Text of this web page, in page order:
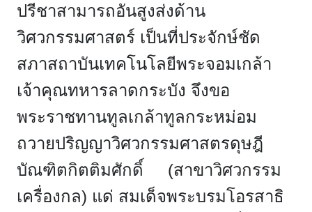
ปรีชาสามารถอันสูงส่งด้าน
วิศวกรรมศาสตร์ เป็นที่ประจักษ์ชัด
สภาสถาบันเทคโนโลยีพระจอมเกล้า
เจ้าคุณทหารลาดกระบัง จึงขอ
พระราชทานทูลเกล้าทูลกระหม่อม
ถวายปริญญาวิศวกรรมศาสตรดุษฎี
บัณฑิตกิตติมศักดิ์ (สาขาวิศวกรรม
เครื่องกล) แด่ สมเด็จพระบรมโอรสาธิ